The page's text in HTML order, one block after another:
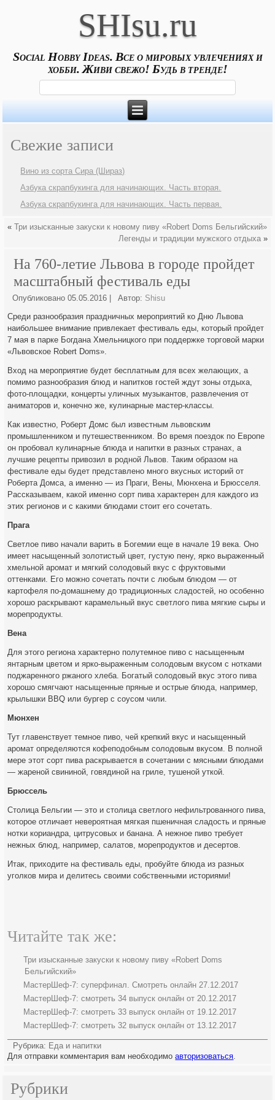
SHIsu.ru
Social Hobby Ideas. Все о мировых увлечениях и
хобби. Живи свежо! Будь в тренде!
Свежие записи
Вино из сорта Сира (Шираз)
Азбука скрапбукинга для начинающих. Часть вторая.
Азбука скрапбукинга для начинающих. Часть первая.
«Три изысканные закуски к новому пиву «Robert Doms Бельгийский»
Легенды и традиции мужского отдыха»
На 760-летие Львова в городе пройдет
масштабный фестиваль еды
Опубликовано 05.05.2016 Автор: Shisu
Среди разнообразия праздничных мероприятий ко Дню Львова
наибольшее внимание привлекает фестиваль еды, который пройдет
7 мая в парке Богдана Хмельницкого при поддержке торговой марки
«Львовское Robert Doms».
Вход на мероприятие будет бесплатным для всех желающих, а
помимо разнообразия блюд и напитков гостей ждут зоны отдыха,
фото-площадки, концерты уличных музыкантов, развлечения от
аниматоров и, конечно же, кулинарные мастер-классы.
Как известно, Роберт Домс был известным львовским
промышленником и путешественником. Во время поездок по Европе
он пробовал кулинарные блюда и напитки в разных странах, а
лучшие рецепты привозил в родной Львов. Таким образом на
фестивале еды будет представлено много вкусных историй от
Роберта Домса, а именно — из Праги, Вены, Мюнхена и Брюсселя.
Рассказываем, какой именно сорт пива характерен для каждого из
этих регионов и с какими блюдами стоит его сочетать.
Прага
Светлое пиво начали варить в Богемии еще в начале 19 века. Оно
имеет насыщенный золотистый цвет, густую пену, ярко выраженный
хмельной аромат и мягкий солодовый вкус с фруктовыми
оттенками. Его можно сочетать почти с любым блюдом — от
картофеля по-домашнему до традиционных сладостей, но особенно
хорошо раскрывают карамельный вкус светлого пива мягкие сыры и
морепродукты.
Вена
Для этого региона характерно полутемное пиво с насыщенным
янтарным цветом и ярко-выраженным солодовым вкусом с нотками
поджаренного ржаного хлеба. Богатый солодовый вкус этого пива
хорошо смягчают насыщенные пряные и острые блюда, например,
крылышки BBQ или бургер с соусом чили.
Мюнхен
Тут главенствует темное пиво, чей крепкий вкус и насыщенный
аромат определяются кофеподобным солодовым вкусом. В полной
мере этот сорт пива раскрывается в сочетании с мясными блюдами
— жареной свининой, говядиной на гриле, тушеной уткой.
Брюссель
Столица Бельгии — это и столица светлого нефильтрованного пива,
которое отличает невероятная мягкая пшеничная сладость и пряные
нотки кориандра, цитрусовых и банана. А нежное пиво требует
нежных блюд, например, салатов, морепродуктов и десертов.
Итак, приходите на фестиваль еды, пробуйте блюда из разных
уголков мира и делитесь своими собственными историями!
Читайте так же:
Три изысканные закуски к новому пиву «Robert Doms
Бельгийский»
МастерШеф-7: суперфинал. Смотреть онлайн 27.12.2017
МастерШеф-7: смотреть 34 выпуск онлайн от 20.12.2017
МастерШеф-7: смотреть 33 выпуск онлайн от 19.12.2017
МастерШеф-7: смотреть 32 выпуск онлайн от 13.12.2017
Рубрика: Еда и напитки
Для отправки комментария вам необходимоавторизоваться.
Рубрики